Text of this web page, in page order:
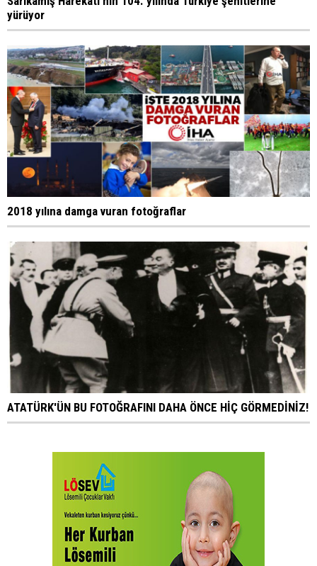
yürüyor
2018 yılına damga vuran fotoğraflar
ATATÜRK'ÜN BU FOTOĞRAFINI DAHA ÖNCE HİÇ GÖRMEDİNİZ!